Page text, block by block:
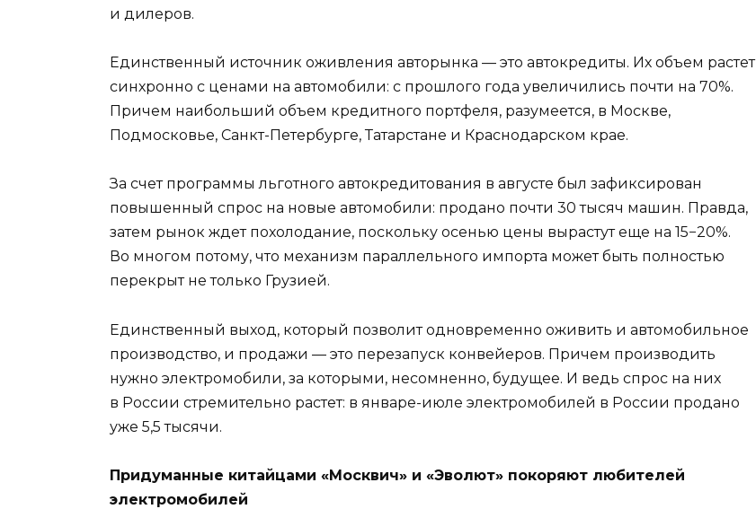
и дилеров.
Единственный источник оживления авторынка — это автокредиты. Их объем растет
синхронно с ценами на автомобили: с прошлого года увеличились почти на 70%.
Причем наибольший объем кредитного портфеля, разумеется, в Москве,
Подмосковье, Санкт-Петербурге, Татарстане и Краснодарском крае.
За счет программы льготного автокредитования в августе был зафиксирован
повышенный спрос на новые автомобили: продано почти 30 тысяч машин. Правда,
затем рынок ждет похолодание, поскольку осенью цены вырастут еще на 15−20%.
Во многом потому, что механизм параллельного импорта может быть полностью
перекрыт не только Грузией.
Единственный выход, который позволит одновременно оживить и автомобильное
производство, и продажи — это перезапуск конвейеров. Причем производить
нужно электромобили, за которыми, несомненно, будущее. И ведь спрос на них
в России стремительно растет: в январе-июле электромобилей в России продано
уже 5,5 тысячи.
Придуманные китайцами «Москвич» и «Эволют» покоряют любителей
электромобилей